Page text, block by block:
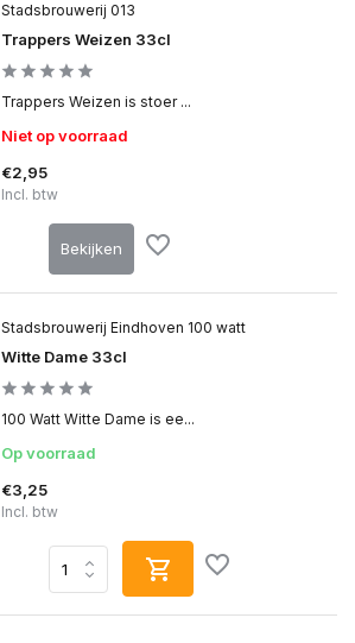
Stadsbrouwerij 013
Trappers Weizen 33cl
Trappers Weizen is stoer ...
Niet op voorraad
€2,95
Incl. btw
Bekijken
Stadsbrouwerij Eindhoven 100 watt
Witte Dame 33cl
100 Watt Witte Dame is ee...
Op voorraad
€3,25
Incl. btw